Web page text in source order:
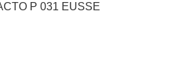
P 031 EUSSE